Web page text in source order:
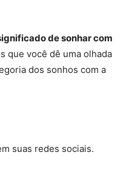
de sonhar com
que você dê uma olhada
dos sonhos com a
suas redes sociais.